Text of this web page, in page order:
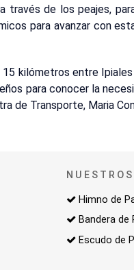
través de los peajes,
para avanzar con
kilómetros entre Ipiales
para conocer la
de Transporte, Maria
Himno de
Bandera de
Escudo de